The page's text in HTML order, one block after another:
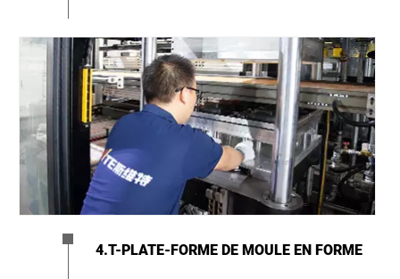
4.T-PLATE-FORME DE MOULE EN FORME